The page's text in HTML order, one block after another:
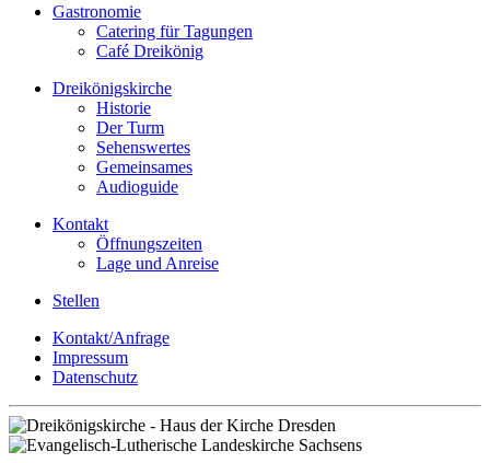
Gastronomie
Catering für Tagungen
Café Dreikönig
Dreikönigskirche
Historie
Der Turm
Sehenswertes
Gemeinsames
Audioguide
Kontakt
Öffnungszeiten
Lage und Anreise
Stellen
Kontakt/Anfrage
Impressum
Datenschutz